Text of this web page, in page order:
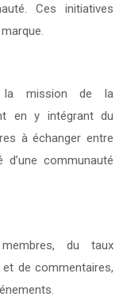
Ces initiatives
la mission de la
en y intégrant du
à échanger entre
communauté
du taux
et de commentaires,